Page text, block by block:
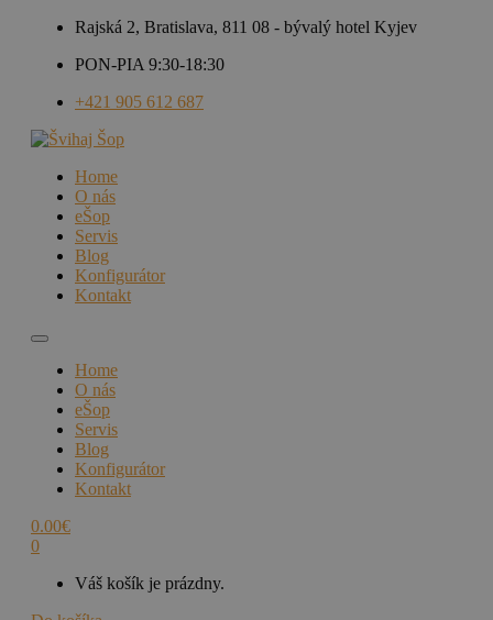
Rajská 2, Bratislava, 811 08 - bývalý hotel Kyjev
PON-PIA 9:30-18:30
+421 905 612 687
Home
O nás
eŠop
Servis
Blog
Konfigurátor
Kontakt
Home
O nás
eŠop
Servis
Blog
Konfigurátor
Kontakt
0.00€
0
Váš košík je prázdny.